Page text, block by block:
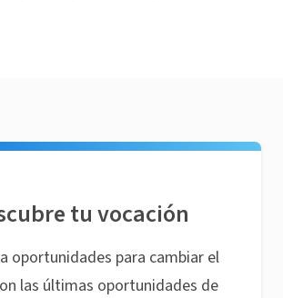
tu vocación
oportunidades para cambiar el
las últimas oportunidades de